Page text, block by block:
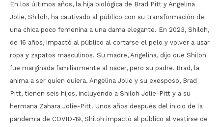
En los últimos años, la hija biológica de Brad Pitt y Angelina
Jolie, Shiloh, ha cautivado al público con su transformación de
una chica poco femenina a una dama elegante. En 2023, Shiloh,
de 16 años, impactó al público al cortarse el pelo y volver a usar
ropa y zapatos masculinos. Su madre, Angelina, dijo que Shiloh
fue marginada familiarmente al nacer, pero su padre, Brad, la
anima a ser quien quiera. Angelina Jolie y su exesposo, Brad
Pitt, tienen seis hijos, incluyendo a Shiloh Jolie-Pitt y a su
hermana Zahara Jolie-Pitt. Unos años después del inicio de la
pandemia de COVID-19, Shiloh impactó al público al vestirse de